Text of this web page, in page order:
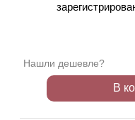
Нашли дешевле?
В